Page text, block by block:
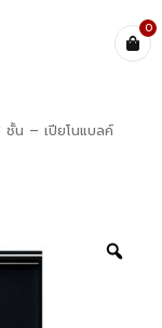
0
น – เปียโนแบลค์